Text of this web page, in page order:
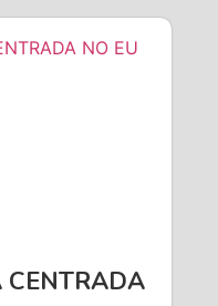
CENTRADA